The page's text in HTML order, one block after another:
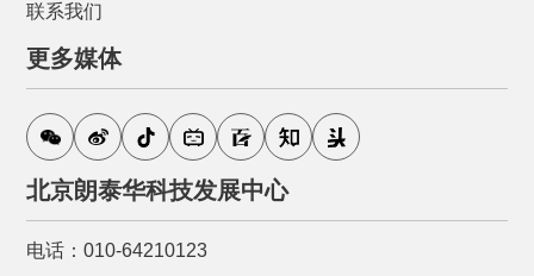
联系我们
更多媒体
北京朗泰华科技发展中心
电话：010-64210123